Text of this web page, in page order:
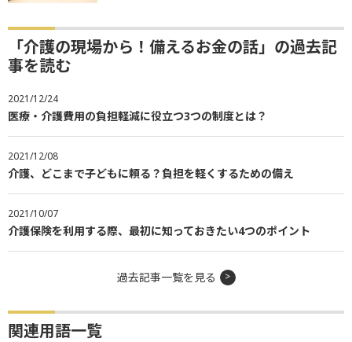
「介護の現場から！備えるお金の話」の過去記
事を読む
2021/12/24
医療・介護費用の負担軽減に役立つ3つの制度とは？
2021/12/08
介護、どこまで子どもに頼る？負担を軽くするための備え
2021/10/07
介護保険を利用する際、最初に知っておきたい4つのポイント
過去記事一覧を見る
関連用語一覧